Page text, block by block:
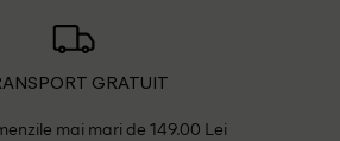
GRATUIT
mai mari de 149.00 Lei